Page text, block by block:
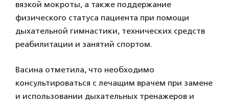
вязкой мокроты, а также поддержание
физического статуса пациента при помощи
дыхательной гимнастики, технических средств
реабилитации и занятий спортом.
Васина отметила, что необходимо
консультироваться с лечащим врачем при замене
и использовании дыхательных тренажеров и